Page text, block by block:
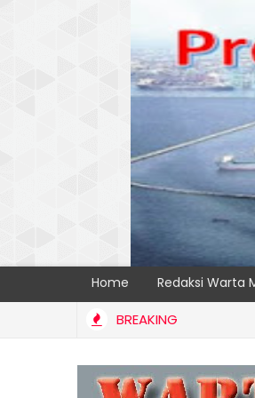
Home Redaksi Warta
BREAKING